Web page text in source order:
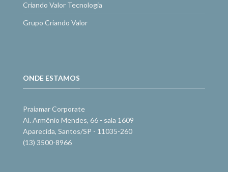
Criando Valor Tecnologia
Grupo Criando Valor
ONDE ESTAMOS
Praiamar Corporate
Al. Armênio Mendes, 66 - sala 1609
Aparecida, Santos/SP - 11035-260
(13) 3500-8966